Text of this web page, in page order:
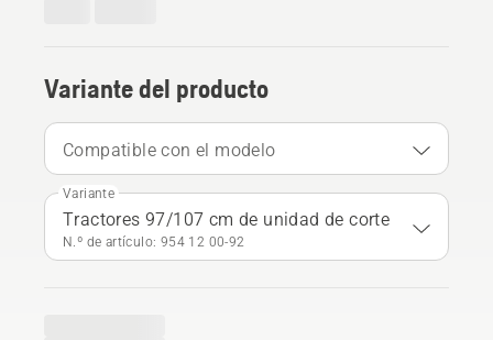
Variante del producto
Compatible con el modelo
Variante
Tractores 97/107 cm de unidad de corte
N.º de artículo: 954 12 00‑92